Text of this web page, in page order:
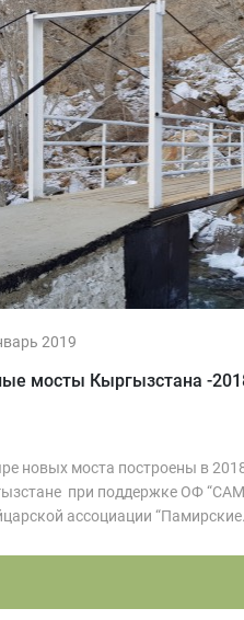
2019
мосты Кыргызстана -
новых моста построены в
при поддержке ОФ
ассоциации